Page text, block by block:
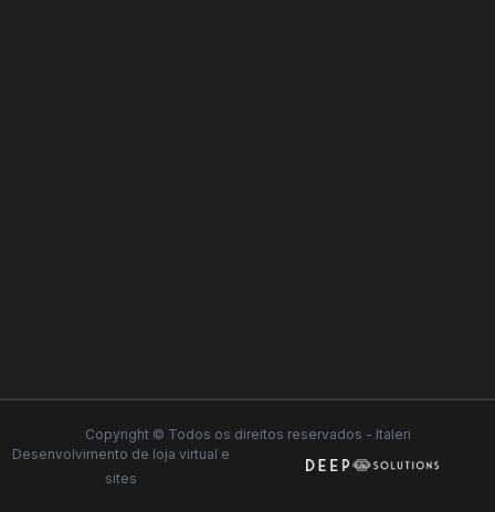
Copyright © Todos os direitos reservados - Italeri
Desenvolvimento de loja virtual e
sites